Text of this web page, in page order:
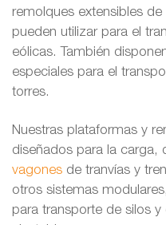
remolques extensibles
pueden utilizar para el
eólicas. También
especiales para el
torres.
Nuestras plataformas y
diseñados para la carga,
vagones de tranvías y
otros sistemas
para transporte de silos